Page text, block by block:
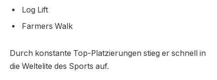
Log Lift
Farmers Walk
Durch konstante Top-Platzierungen stieg er schnell in
die Weltelite des Sports auf.